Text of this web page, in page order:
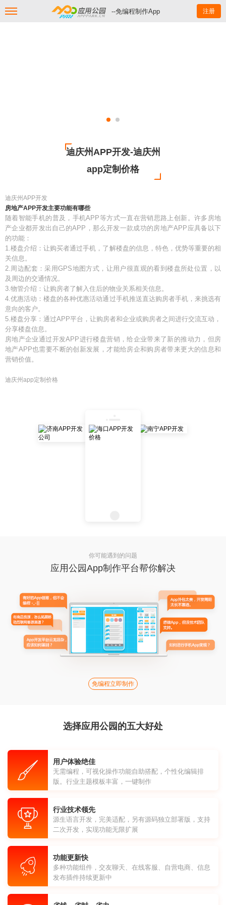
--免编程制作App 注册
迪庆州APP开发-迪庆州
app定制价格
迪庆州APP开发
房地产APP开发主要功能有哪些
随着智能手机的普及，手机APP等方式一直在营销思路上创新。许多房地
产企业都开发出自己的APP，那么开发一款成功的房地产APP应具备以下
的功能：
1.楼盘介绍：让购买者通过手机，了解楼盘的信息，特色，优势等重要的相
关信息。
2.周边配套：采用GPS地图方式，让用户很直观的看到楼盘所处位置，以
及周边的交通情况。
3.物管介绍：让购房者了解入住后的物业关系相关信息。
4.优惠活动：楼盘的各种优惠活动通过手机推送直达购房者手机，来挑选有
意向的客户。
5.楼盘分享：通过APP平台，让购房者和企业或购房者之间进行交流互动，
分享楼盘信息。
房地产企业通过开发APP进行楼盘营销，给企业带来了新的推动力，但房
地产APP也需要不断的创新发展，才能给房企和购房者带来更大的信息和
营销价值。
迪庆州app定制价格
你可能遇到的问题
应用公园App制作平台帮你解决
免编程立即制作
选择应用公园的五大好处
用户体验绝佳
无需编程，可视化操作功能自助搭配，个性化编辑排
版。行业主题模板丰富，一键制作
行业技术领先
源生语言开发，完美适配，另有源码独立部署版，支持
二次开发，实现功能无限扩展
功能更新快
多种功能组件，交友聊天、在线客服、自营电商、信息
发布插件持续更新中